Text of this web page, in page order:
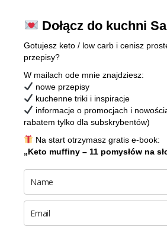
Dołącz do kuchni
Gotujesz keto / low carb i cenisz
przepisy?
W mailach ode mnie znajdziesz:
nowe przepisy
kuchenne triki i inspiracje
informacje o promocjach i
rabatem tylko dla subskrybentów)
Na start otrzymasz gratis e-book:
„Keto muffiny – 11 pomysłów na